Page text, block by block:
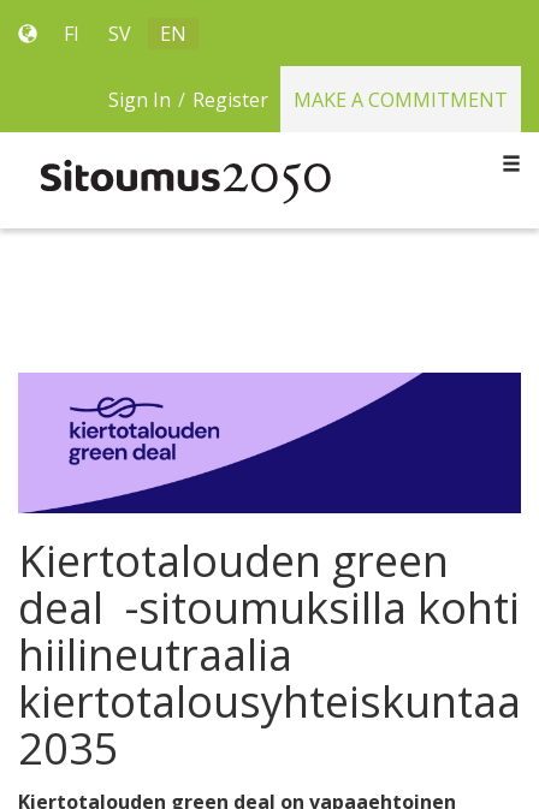
FI SV EN
Sign In / Register MAKE A COMMITMENT
Kiertotalouden green
deal -sitoumuksilla kohti
hiilineutraalia
kiertotalousyhteiskuntaa
2035
Kiertotalouden green deal on vapaaehtoinen